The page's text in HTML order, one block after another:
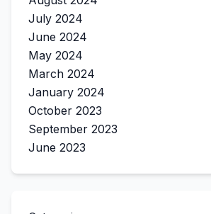
July 2024
June 2024
May 2024
March 2024
January 2024
October 2023
September 2023
June 2023